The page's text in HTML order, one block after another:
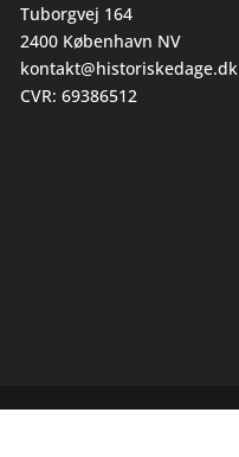
Tuborgvej 164
2400 København NV
kontakt@historiskedage.dk
CVR: 69386512